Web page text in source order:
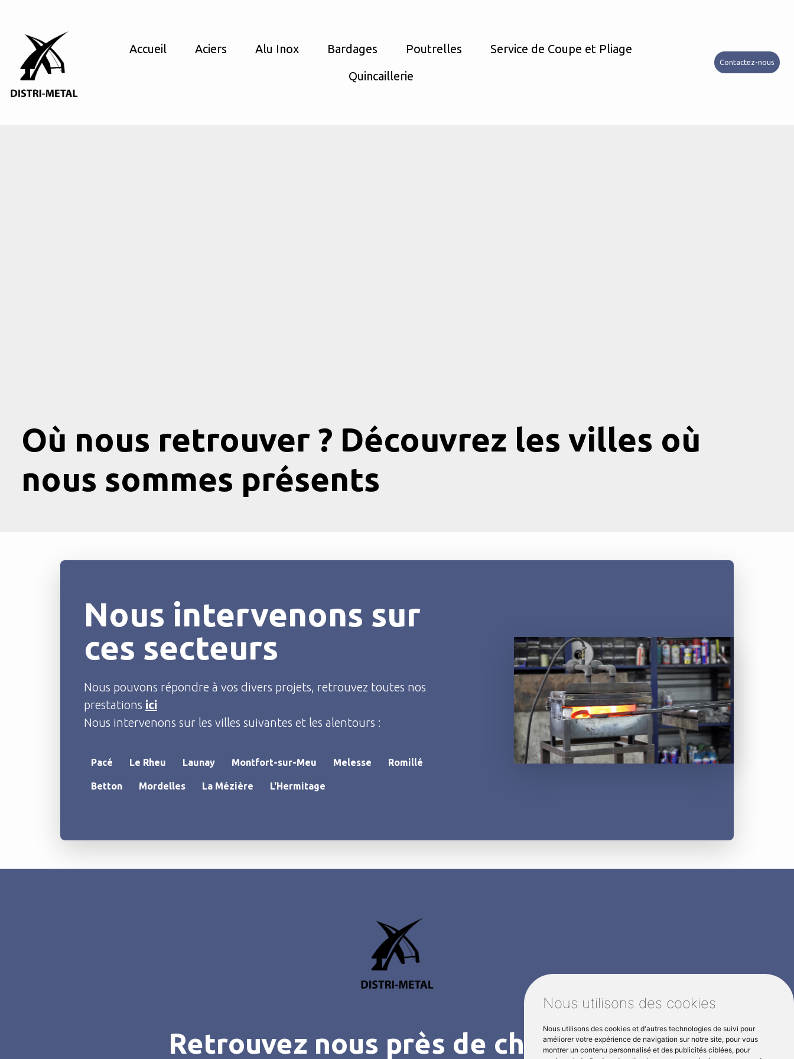
Nous utilisons des cookies
Nous utilisons des cookies et d'autres technologies de suivi pour
améliorer votre expérience de navigation sur notre site, pour vous
montrer un contenu personnalisé et des publicités ciblées, pour
Accueil Aciers Alu Inox Bardages Poutrelles
Service de Coupe et Pliage
Quincaillerie
Contactez-nous
Où nous retrouver ? Découvrez les villes où
nous sommes présents
Nous intervenons sur
ces secteurs
Nous pouvons répondre à vos divers projets, retrouvez toutes nos
prestations ici
Nous intervenons sur les villes suivantes et les alentours :
Pacé Le Rheu Launay Montfort-sur-Meu Melesse Romillé
Betton Mordelles La Mézière L'Hermitage
Retrouvez nous près de chez vous